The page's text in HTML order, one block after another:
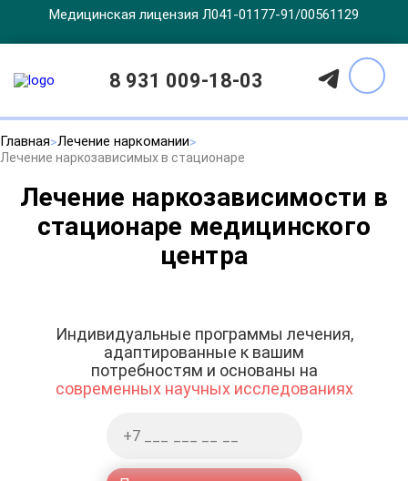
Медицинская лицензия Л041-01177-91/00561129
8 931 009-18-03
Главная Лечение наркомании
Лечение наркозависимых в стационаре
Лечение наркозависимости в
стационаре медицинского
центра
Индивидуальные программы лечения,
адаптированные к вашим
потребностям и основаны на
современных научных исследованиях